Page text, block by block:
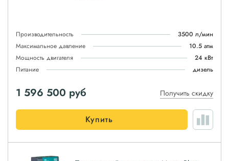
Производительность
3500 л/мин
Максимальное давление
10.5 атм
Мощность двигателя
24 кВт
Питание
дизель
1 596 500 руб Получить скидку
Купить